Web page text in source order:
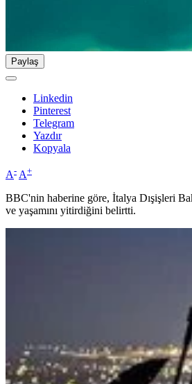
Paylaş
Linkedin
Pinterest
Telegram
Yazdır
Kopyala
A- A+
BBC'nin haberine göre, İtalya Dışişleri
ve yaşamını yitirdiğini belirtti.